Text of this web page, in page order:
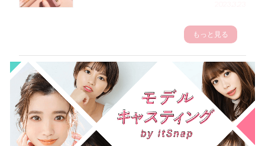
もっと見る